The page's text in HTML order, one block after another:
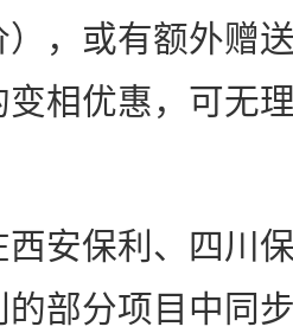
，或有额外赠
相优惠，可无
安保利、四川
部分项目中同